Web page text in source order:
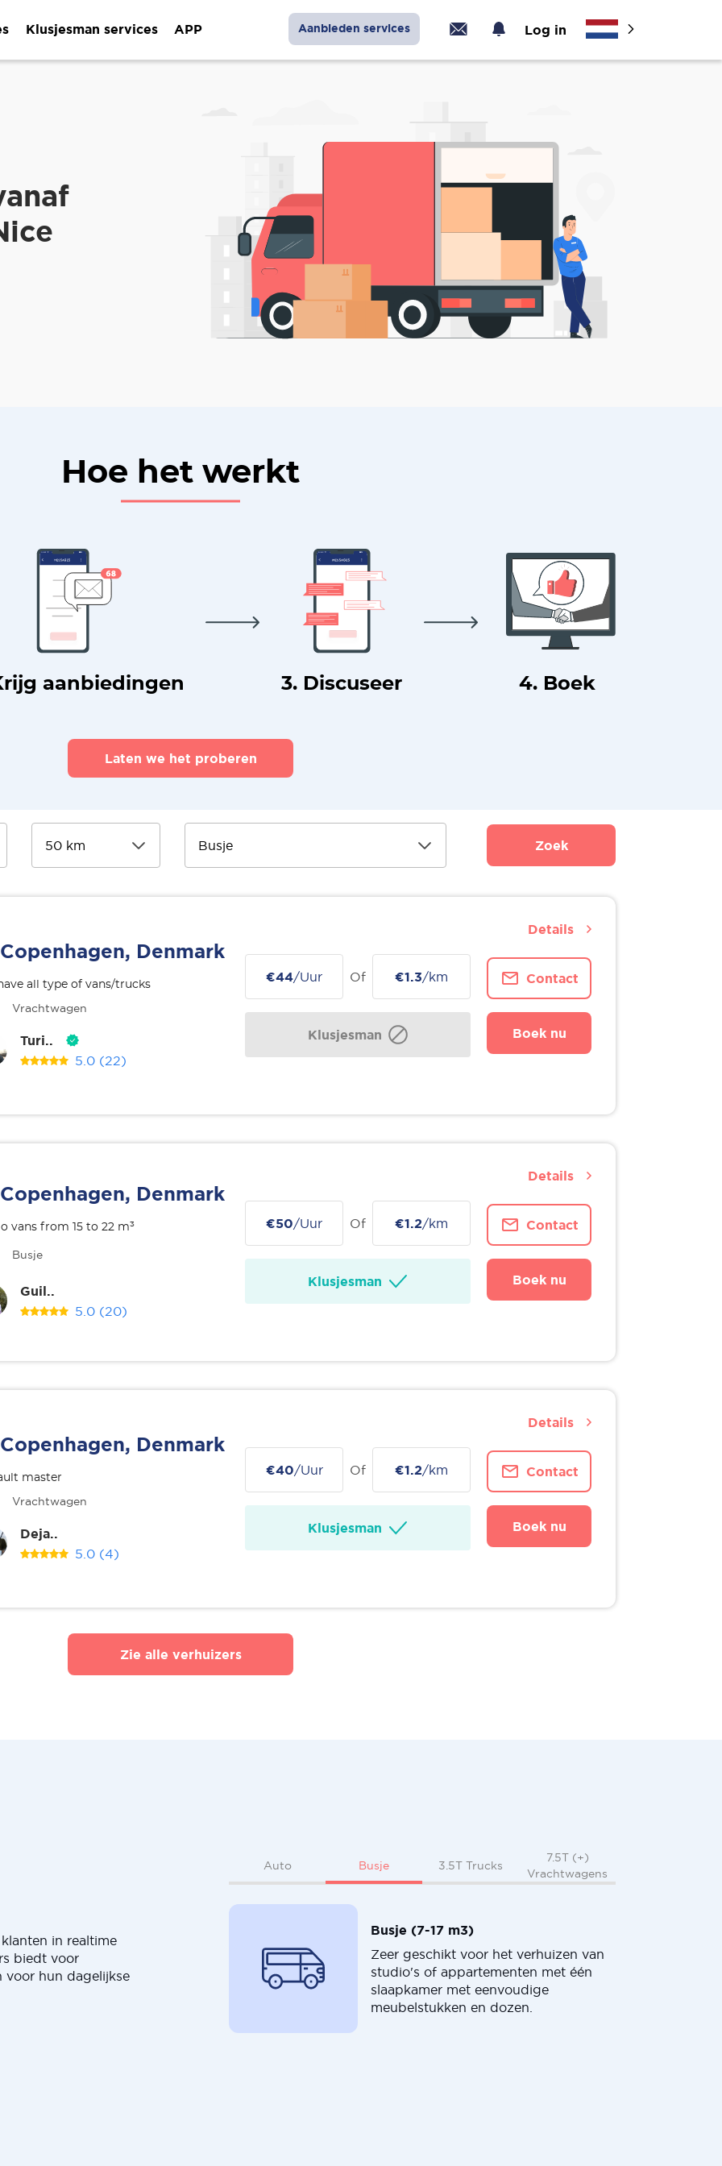
Klusjesman services APP Aanbieden services Log in
Hoe het werkt
aanbiedingen 3. Discuseer 4. Boek
Laten we het proberen
Zoek
Copenhagen, Denmark
all type of vans/trucks
Vrachtwagen
Turi..
5.0 (22)
€44/Uur Of €1.3/km
Klusjesman
Contact
Boek nu
Details
Copenhagen, Denmark
vans from 15 to 22 m³
Busje
Guil..
5.0 (20)
€50/Uur Of €1.2/km
Klusjesman
Contact
Boek nu
Details
Copenhagen, Denmark
master
Vrachtwagen
Deja..
5.0 (4)
€40/Uur Of €1.2/km
Klusjesman
Contact
Boek nu
Details
Zie alle verhuizers
in realtime
biedt voor
voor hun dagelijkse
Auto Busje 3.5T Trucks
7.5T (+)
Vrachtwagens
Busje (7-17 m3)
Zeer geschikt voor het verhuizen van
studio's of appartementen met één
slaapkamer met eenvoudige
meubelstukken en dozen.